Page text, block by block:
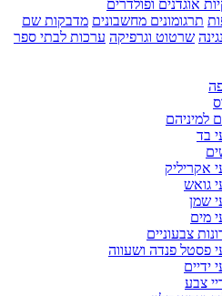
אוגדנים ופולדרים
תרגומונים מחשבונים מדבקות שם
שרטוט וגרפיקה ערכות לבתי ספר
למיניהם
בד
אקריליק
גואש
שמן
מים
צבעוניים
פסטל פנדה ושעווה
ידיים
צבע